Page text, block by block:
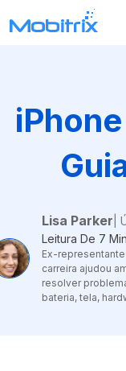
Lisa Parker |
Leitura De 7 Min
Ex-
carreira ajudou
resolver
bateria, tela,